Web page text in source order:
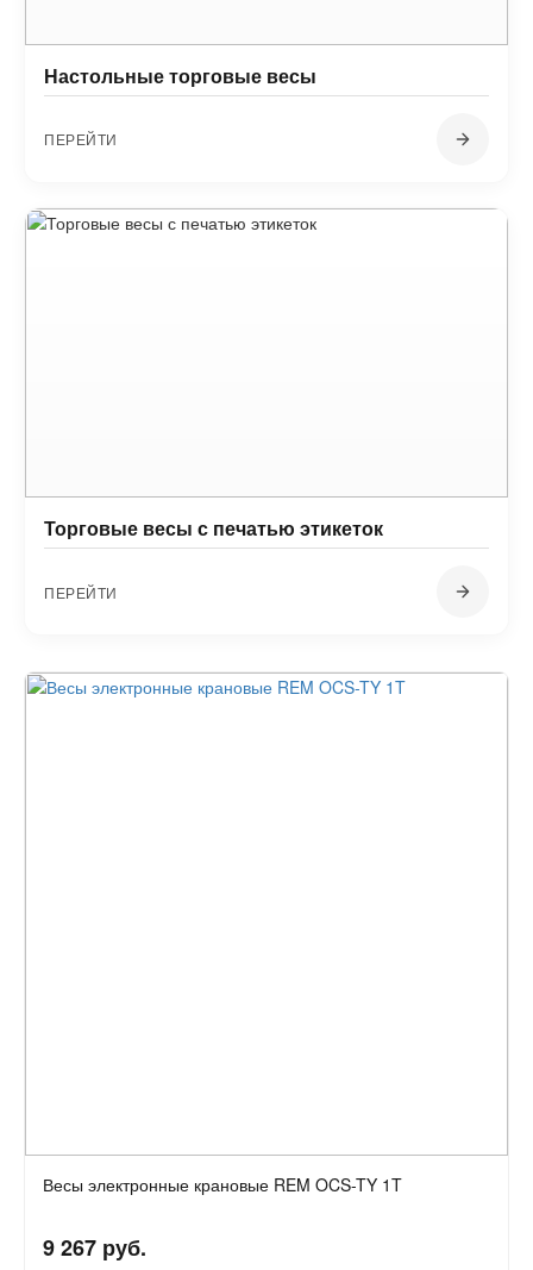
Настольные торговые весы
ПЕРЕЙТИ
Торговые весы с печатью этикеток
ПЕРЕЙТИ
Весы электронные крановые REM OCS-TY 1T
9 267 руб.